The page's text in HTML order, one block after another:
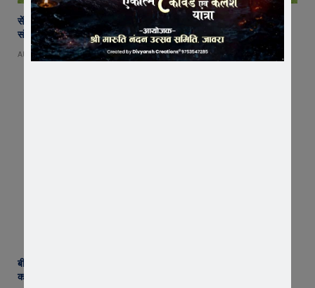
सेंट पॉल्स कॉन्वेंट स्कूल में छात्र परिषद का शपथ ग्रहण समारोह गरिमामय माहौल में
संपन्न
AUGUST 5, 2026
बीमा कंपनी के खिलाफ किसानों का विस्फोट ! जावरा में वाहनों की रैली, एसडीएम
कार्यालय का घेराव, ‘घोड़ारोज मारने की अनुमति दो’ की उठी मांग